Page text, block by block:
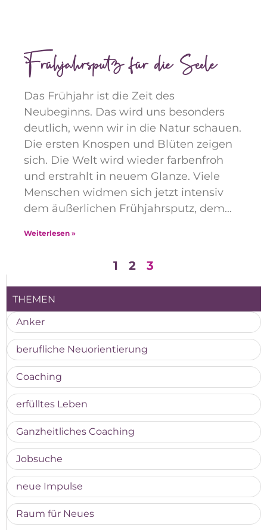
Frühjahrsputz für die Seele
Das Frühjahr ist die Zeit des
Neubeginns. Das wird uns besonders
deutlich, wenn wir in die Natur schauen.
Die ersten Knospen und Blüten zeigen
sich. Die Welt wird wieder farbenfroh
und erstrahlt in neuem Glanze. Viele
Menschen widmen sich jetzt intensiv
dem äußerlichen Frühjahrsputz, dem
Weiterlesen »
1 2 3
THEMEN
Anker
berufliche Neuorientierung
Coaching
erfülltes Leben
Ganzheitliches Coaching
Jobsuche
neue Impulse
Raum für Neues